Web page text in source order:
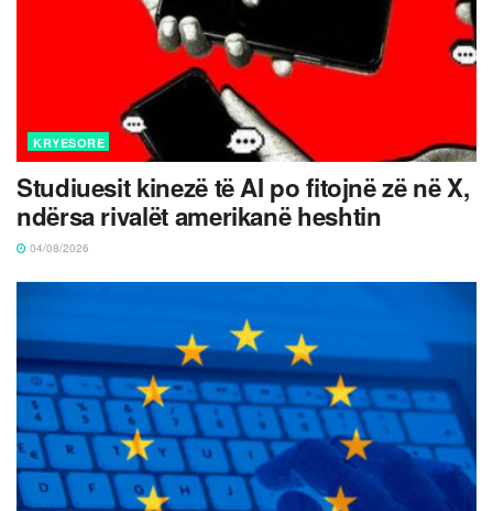
KRYESORE
Studiuesit kinezë të AI po fitojnë zë në X,
ndërsa rivalët amerikanë heshtin
04/08/2026